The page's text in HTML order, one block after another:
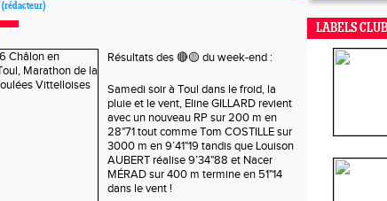
(rédacteur)
Résultats des 🔴🟡 du week-end :
Samedi soir à Toul dans le froid, la
pluie et le vent, Eline GILLARD revient
avec un nouveau RP sur 200 m en
28"71 tout comme Tom COSTILLE sur
3000 m en 9’41"19 tandis que Louison
AUBERT réalise 9’34"88 et Nacer
MÉRAD sur 400 m termine en 51"14
dans le vent !
LABELS